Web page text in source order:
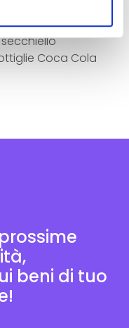
Coca Cola
beni di tuo